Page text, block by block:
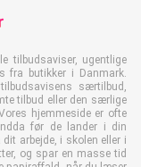
tilbudsaviser, ugentlige
fra butikker i Danmark.
særtilbud,
tilbud eller den særlige
hjemmeside er ofte
før de lander i din
arbejde, i skolen eller i
og spar en masse tid